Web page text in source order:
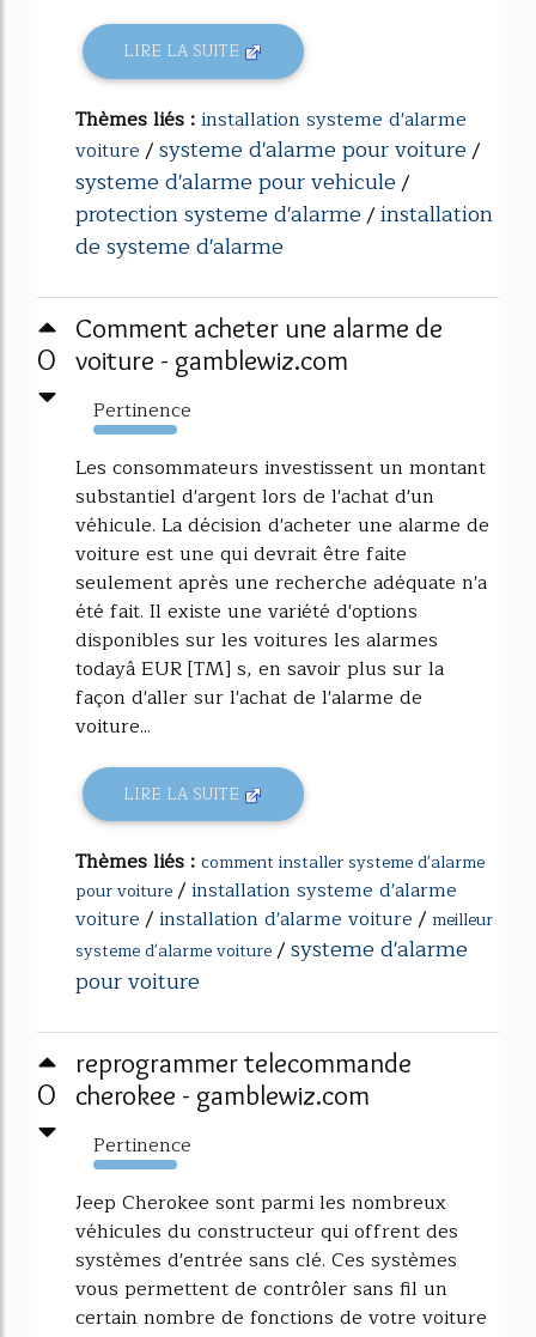
LIRE LA SUITE
Thèmes liés :installation systeme d'alarme
voiture/systeme d'alarme pour voiture/
systeme d'alarme pour vehicule/
protection systeme d'alarme/installation
de systeme d'alarme
0
Comment acheter une alarme de
voiture - gamblewiz.com
Pertinence
1304%
Les consommateurs investissent un montant
substantiel d'argent lors de l'achat d'un
véhicule. La décision d'acheter une alarme de
voiture est une qui devrait être faite
seulement après une recherche adéquate n'a
été fait. Il existe une variété d'options
disponibles sur les voitures les alarmes
todayâ EUR [TM] s, en savoir plus sur la
façon d'aller sur l'achat de l'alarme de
voiture...
LIRE LA SUITE
Thèmes liés : comment installer systeme d'alarme
pour voiture/installation systeme d'alarme
voiture/installation d'alarme voiture/ meilleur
systeme d'alarme voiture/systeme d'alarme
pour voiture
0
reprogrammer telecommande
cherokee - gamblewiz.com
Pertinence
1147%
Jeep Cherokee sont parmi les nombreux
véhicules du constructeur qui offrent des
systèmes d'entrée sans clé. Ces systèmes
vous permettent de contrôler sans fil un
certain nombre de fonctions de votre voiture